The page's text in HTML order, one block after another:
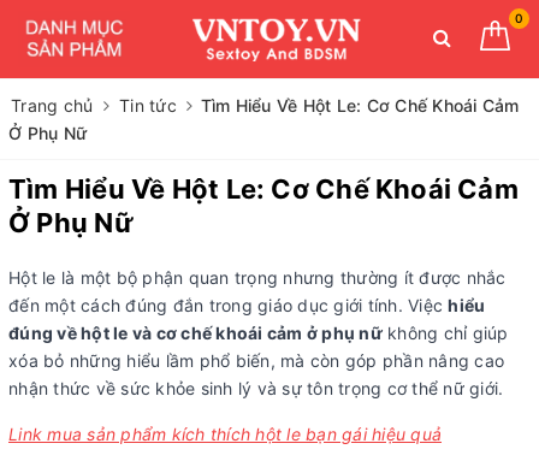
0
Trang chủ Tin tức
Tìm Hiểu Về Hột Le: Cơ Chế Khoái Cảm
Ở Phụ Nữ
Tìm Hiểu Về Hột Le: Cơ Chế Khoái Cảm
Ở Phụ Nữ
Hột le là một bộ phận quan trọng nhưng thường ít được nhắc
đến một cách đúng đắn trong giáo dục giới tính. Việchiểu
đúng về hột le và cơ chế khoái cảm ở phụ nữkhông chỉ giúp
xóa bỏ những hiểu lầm phổ biến, mà còn góp phần nâng cao
nhận thức về sức khỏe sinh lý và sự tôn trọng cơ thể nữ giới.
Link mua sản phẩm kích thích hột le bạn gái hiệu quả